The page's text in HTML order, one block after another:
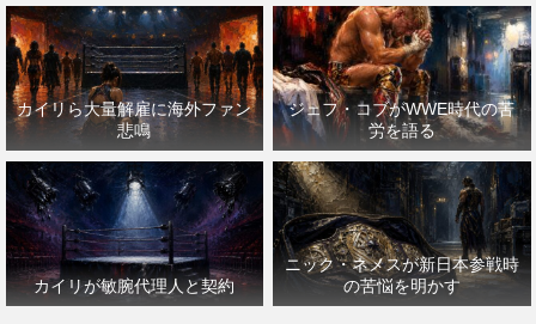
カイリら大量解雇に海外ファン
悲鳴
ジェフ・コブがWWE時代の苦
労を語る
カイリが敏腕代理人と契約
ニック・ネメスが新日本参戦時
の苦悩を明かす